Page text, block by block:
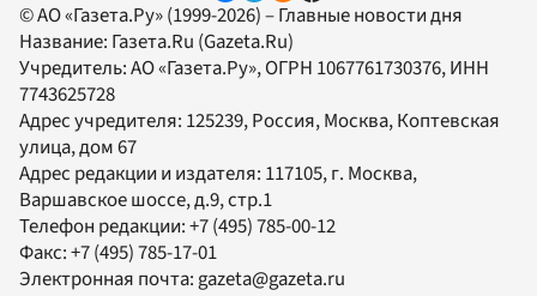
© АО «Газета.Ру» (1999-2026) – Главные новости дня
Название: Газета.Ru (Gazeta.Ru)
Учредитель:АО «Газета.Ру», ОГРН 1067761730376, ИНН
7743625728
Адрес учредителя: 125239, Россия, Москва, Коптевская
улица, дом 67
Адрес редакции и издателя: 117105, г. Москва,
Варшавское шоссе, д.9, стр.1
Телефон редакции:+7 (495) 785-00-12
Факс:+7 (495) 785-17-01
Электронная почта:gazeta@gazeta.ru